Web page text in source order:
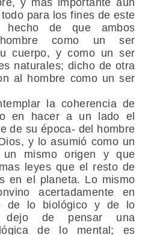
para los fines de este
de que ambos
como un ser
cuerpo, y como un ser
naturales; dicho de otra
al hombre como un ser
la coherencia de
en hacer a un lado el
de su época- del hombre
y lo asumió como un
mismo origen y que
leyes que el resto de
en el planeta. Lo mismo
acertadamente en
de lo biológico y de lo
dejo de pensar una
de lo mental; es